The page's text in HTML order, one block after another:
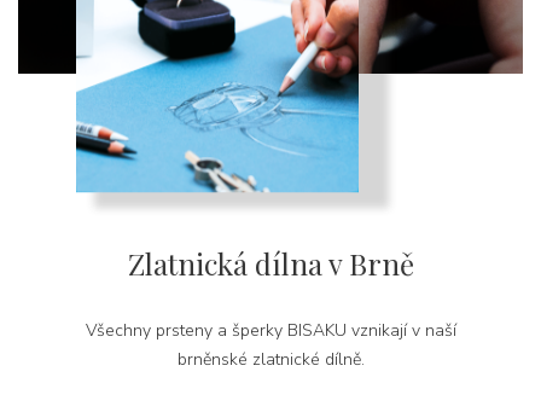
Zlatnická dílna v Brně
Všechny prsteny a šperky BISAKU vznikají v naší
brněnské zlatnické dílně.